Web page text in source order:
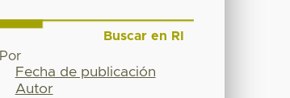
Buscar en RI
Por
Fecha de publicación
Autor